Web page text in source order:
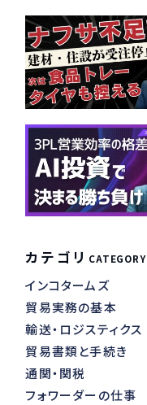
カテゴリ CATEGORY
インコタームズ
貿易実務の基本
輸送・ロジスティクス
貿易書類と手続き
通関・関税
フォワーダーの仕事